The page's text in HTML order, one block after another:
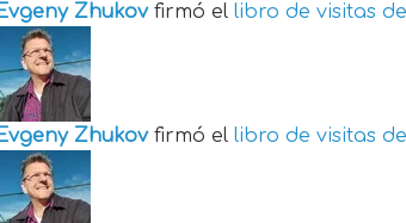
Zhukov firmó el libro de visitas de
Zhukov firmó el libro de visitas de